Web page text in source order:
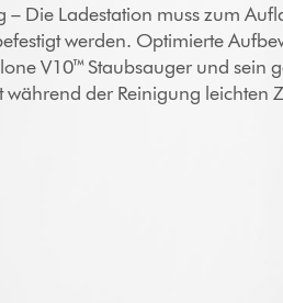
– Die Ladestation muss zum
werden. Optimierte
V10™ Staubsauger und sein
während der Reinigung leichten